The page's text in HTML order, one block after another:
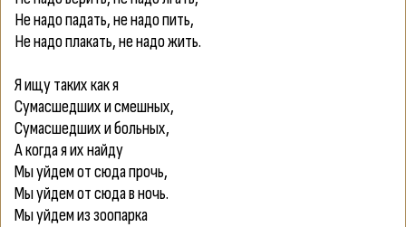
Не надо падать, не надо пить,
Не надо плакать, не надо жить.
Я ищу таких как я
Сумасшедших и смешных,
Сумасшедших и больных,
А когда я их найду
Мы уйдем от сюда прочь,
Мы уйдем от сюда в ночь.
Мы уйдем из зоопарка